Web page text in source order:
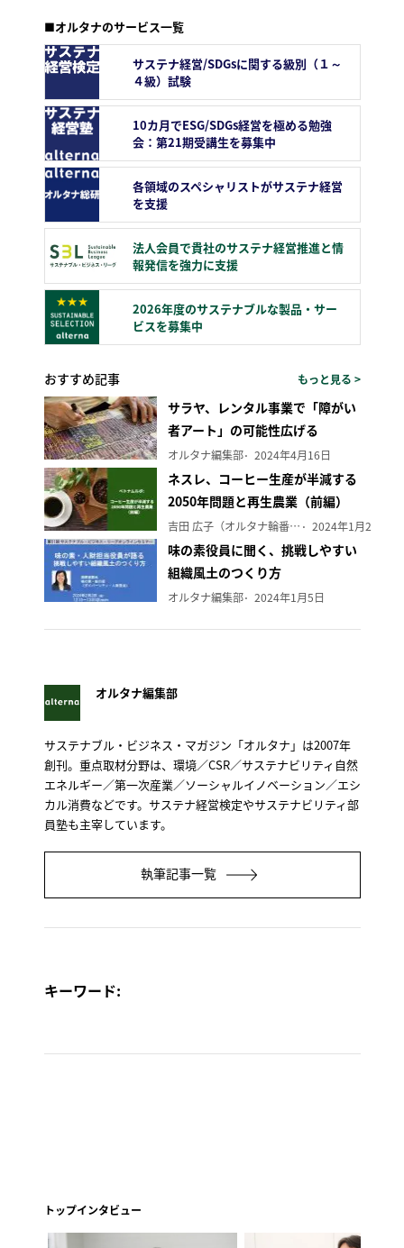
■オルタナのサービス一覧
サステナ経営/SDGsに関する級別（１～
４級）試験
10カ月でESG/SDGs経営を極める勉強
会：第21期受講生を募集中
各領域のスペシャリストがサステナ経営
を支援
法人会員で貴社のサステナ経営推進と情
報発信を強力に支援
2026年度のサステナブルな製品・サー
ビスを募集中
おすすめ記事 もっと見る >
サラヤ、レンタル事業で「障がい
者アート」の可能性広げる
オルタナ編集部 2024年4月16日
ネスレ、コーヒー生産が半減する
2050年問題と再生農業（前編）
吉田 広子（オルタナ輪番編集長） 2024年1月29日
味の素役員に聞く、挑戦しやすい
組織風土のつくり方
オルタナ編集部 2024年1月5日
オルタナ編集部
サステナブル・ビジネス・マガジン「オルタナ」は2007年
創刊。重点取材分野は、環境／CSR／サステナビリティ自然
エネルギー／第一次産業／ソーシャルイノベーション／エシ
カル消費などです。サステナ経営検定やサステナビリティ部
員塾も主宰しています。
執筆記事一覧
キーワード:
トップインタビュー